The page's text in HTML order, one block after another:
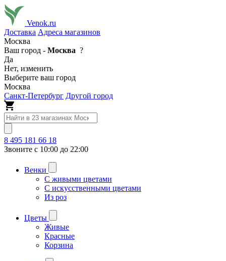
Venok.ru
Доставка Адреса магазинов
Москва
Ваш город - Москва ?
Да
Нет, изменить
Выберите ваш город
Москва
Санкт-Петербург Другой город
8 495 181 66 18
Звоните с 10:00 до 22:00
Венки
С живыми цветами
С искусственными цветами
Из роз
Цветы
Живые
Красные
Корзина